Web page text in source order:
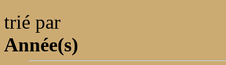
trié par
Année(s)